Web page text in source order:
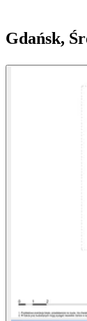
Gdańsk,